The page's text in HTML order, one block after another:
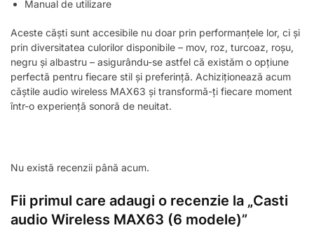
Manual de utilizare
Aceste căști sunt accesibile nu doar prin performanțele lor, ci și
prin diversitatea culorilor disponibile – mov, roz, turcoaz, roșu,
negru și albastru – asigurându-se astfel că existăm o opțiune
perfectă pentru fiecare stil și preferință. Achiziționează acum
căștile audio wireless MAX63 și transformă-ți fiecare moment
într-o experiență sonoră de neuitat.
Nu există recenzii până acum.
Fii primul care adaugi o recenzie la „Casti
audio Wireless MAX63 (6 modele)”